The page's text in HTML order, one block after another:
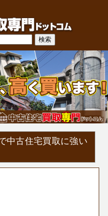
中古住宅買取に強い